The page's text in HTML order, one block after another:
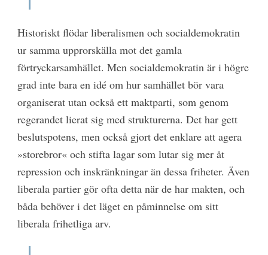
Historiskt flödar liberalismen och socialdemokratin
ur samma upprorskälla mot det gamla
förtryckarsamhället. Men socialdemokratin är i högre
grad inte bara en idé om hur samhället bör vara
organiserat utan också ett maktparti, som genom
regerandet lierat sig med strukturerna. Det har gett
beslutspotens, men också gjort det enklare att agera
»storebror« och stifta lagar som lutar sig mer åt
repression och inskränkningar än dessa friheter. Även
liberala partier gör ofta detta när de har makten, och
båda behöver i det läget en påminnelse om sitt
liberala frihetliga arv.